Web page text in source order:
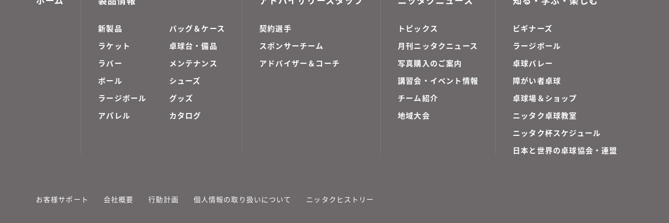
新製品
バッグ＆ケース
ラケット
卓球台・備品
ラバー
メンテナンス
ボール
シューズ
ラージボール
グッズ
アパレル
カタログ
契約選手
スポンサーチーム
アドバイザー＆コーチ
トピックス
月刊ニッタクニュース
写真購入のご案内
講習会・イベント情報
チーム紹介
地域大会
ビギナーズ
ラージボール
卓球バレー
障がい者卓球
卓球場＆ショップ
ニッタク卓球教室
ニッタク杯スケジュール
日本と世界の卓球協会・連盟
お客様サポート 会社概要 行動計画 個人情報の取り扱いについて ニッタクヒストリー